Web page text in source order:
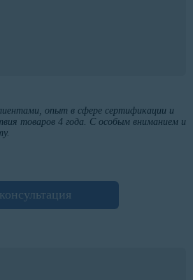
опыт в сфере сертификации и
товаров 4 года. С особым вниманием и